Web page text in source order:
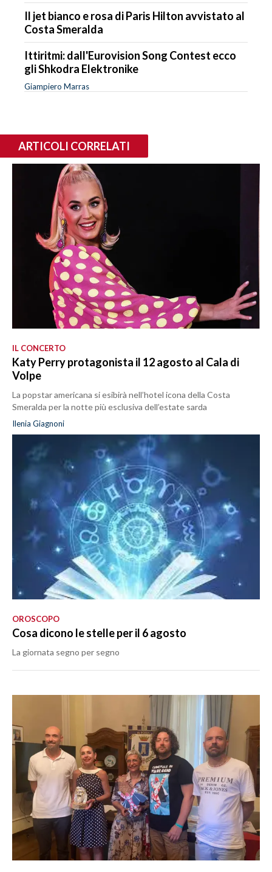
Il jet bianco e rosa di Paris Hilton avvistato al
Costa Smeralda
Ittiritmi: dall'Eurovision Song Contest ecco
gli Shkodra Elektronike
Giampiero Marras
ARTICOLI CORRELATI
IL CONCERTO
Katy Perry protagonista il 12 agosto al Cala di
Volpe
La popstar americana si esibirà nell’hotel icona della Costa
Smeralda per la notte più esclusiva dell’estate sarda
Ilenia Giagnoni
OROSCOPO
Cosa dicono le stelle per il 6 agosto
La giornata segno per segno